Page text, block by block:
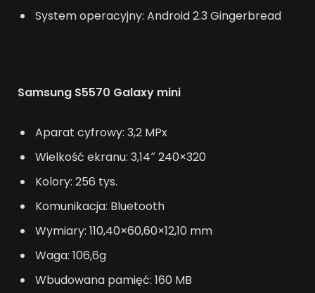
System operacyjny: Android 2.3 Gingerbread
Samsung S5570 Galaxy mini
Aparat cyfrowy: 3,2 MPx
Wielkość ekranu: 3,14″ 240×320
Kolory: 256 tys.
Komunikacja: Bluetooth
Wymiary: 110,40×60,60×12,10 mm
Waga: 106,6g
Wbudowana pamięć: 160 MB